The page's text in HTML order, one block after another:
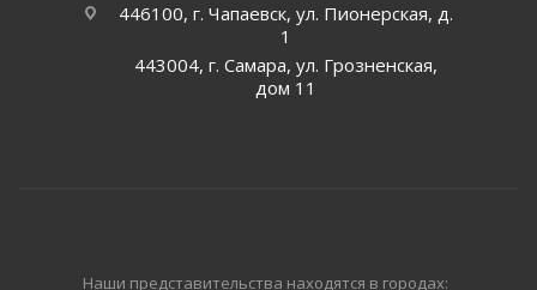
446100, г. Чапаевск, ул. Пионерская, д.
1
443004, г. Самара, ул. Грозненская,
дом 11
Наши представительства находятся в городах: